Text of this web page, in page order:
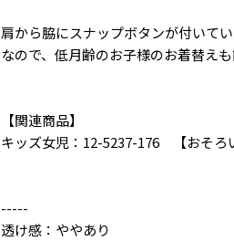
肩から脇にスナップボタンが付いて
なので、低月齢のお子様のお着替え
【関連商品】
キッズ女児：12-5237-176 【おそろ
-----
透け感：ややあり